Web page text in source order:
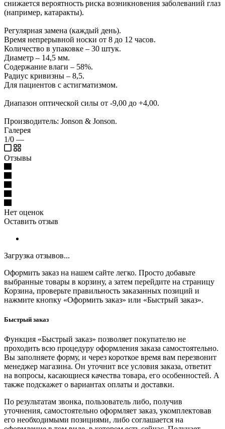
снижается вероятность риска возникновения заболеваний глаз
(например, катаракты).
Регулярная замена (каждый день).
Время непрерывной носки от 8 до 12 часов.
Количество в упаковке – 30 штук.
Диаметр – 14,5 мм.
Содержание влаги – 58%.
Радиус кривизны – 8,5.
Для пациентов с астигматизмом.
Диапазон оптической силы от -9,00 до +4,00.
Производитель: Jonson & Jonson.
Галерея
1/0 —
Отзывы
Нет оценок
Оставить отзыв
Загрузка отзывов...
Оформить заказ на нашем сайте легко. Просто добавьте
выбранные товары в корзину, а затем перейдите на страницу
Корзина, проверьте правильность заказанных позиций и
нажмите кнопку «Оформить заказ» или «Быстрый заказ».
Быстрый заказ
Функция «Быстрый заказ» позволяет покупателю не
проходить всю процедуру оформления заказа самостоятельно.
Вы заполняете форму, и через короткое время вам перезвонит
менеджер магазина. Он уточнит все условия заказа, ответит
на вопросы, касающиеся качества товара, его особенностей. А
также подскажет о вариантах оплаты и доставки.
По результатам звонка, пользователь либо, получив
уточнения, самостоятельно оформляет заказ, укомплектовав
его необходимыми позициями, либо соглашается на